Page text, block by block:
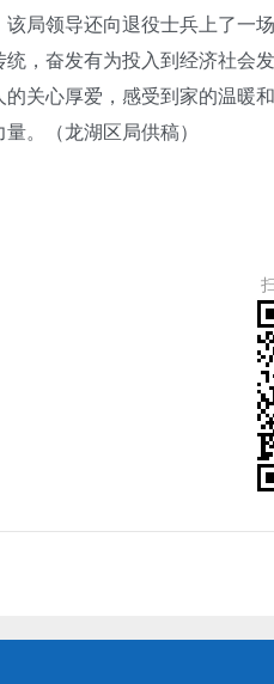
局领导还向退役士兵上了一
，奋发有为投入到经济社会
关心厚爱，感受到家的温暖
。（龙湖区局供稿）